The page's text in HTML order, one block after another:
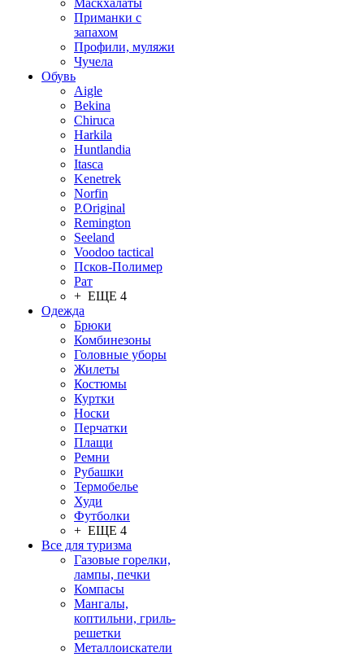
Маскхалаты
Приманки с
запахом
Профили, муляжи
Чучела
Обувь
Aigle
Bekina
Chiruсa
Harkila
Huntlandia
Itasca
Kenetrek
Norfin
P.Original
Remington
Seeland
Voodoo tactical
Псков-Полимер
Рат
+ ЕЩЕ 4
Одежда
Брюки
Комбинезоны
Головные уборы
Жилеты
Костюмы
Куртки
Носки
Перчатки
Плащи
Ремни
Рубашки
Термобелье
Худи
Футболки
+ ЕЩЕ 4
Все для туризма
Газовые горелки,
лампы, печки
Компасы
Мангалы,
коптильни, гриль-
решетки
Металлоискатели